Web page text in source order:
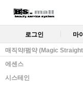
로그인 마
매직약/펌약 (Magic
에센스
시스테인